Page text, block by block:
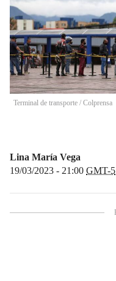
Terminal de transporte / Colprensa
Lina María Vega
19/03/2023 - 21:00 GMT-5